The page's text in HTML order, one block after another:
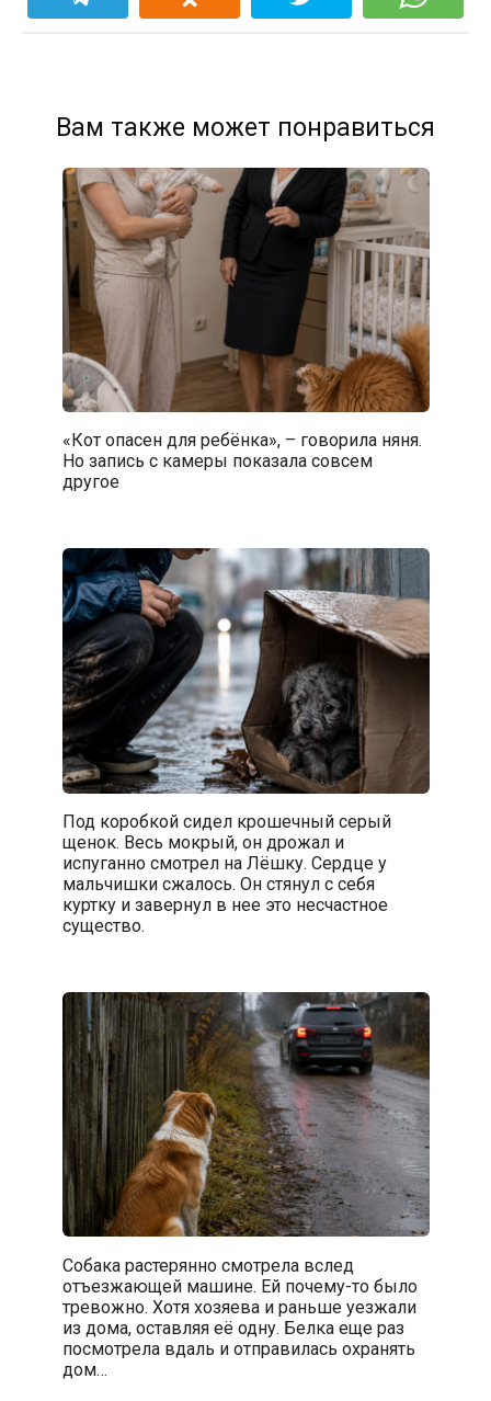
Вам также может понравиться
«Кот опасен для ребёнка», – говорила няня.
Но запись с камеры показала совсем
другое
Под коробкой сидел крошечный серый
щенок. Весь мокрый, он дрожал и
испуганно смотрел на Лёшку. Сердце у
мальчишки сжалось. Он стянул с себя
куртку и завернул в нее это несчастное
существо.
Собака растерянно смотрела вслед
отъезжающей машине. Ей почему-то было
тревожно. Хотя хозяева и раньше уезжали
из дома, оставляя её одну. Белка еще раз
посмотрела вдаль и отправилась охранять
дом…